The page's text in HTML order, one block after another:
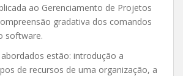
ao Gerenciamento de Projetos
gradativa dos comandos
software.
estão: introdução a
de recursos de uma organização, a